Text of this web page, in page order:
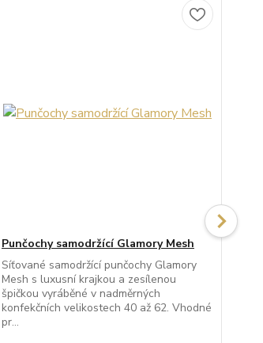
Punčochy samodržící Glamory Mesh
Síťované samodržící punčochy Glamory
Mesh s luxusní krajkou a zesílenou
špičkou vyráběné v nadměrných
konfekčních velikostech 40 až 62. Vhodné
pr...